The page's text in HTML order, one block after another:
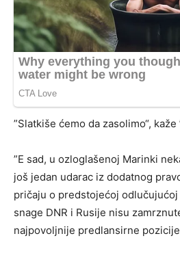
”Slatkiše ćemo da zasolimo“, kaže
”E sad, u ozloglašenoj Marinki
još jedan udarac iz dodatnog
pričaju o predstojećoj odlučujućoj
snage DNR i Rusije nisu
najpovoljnije predlansirne